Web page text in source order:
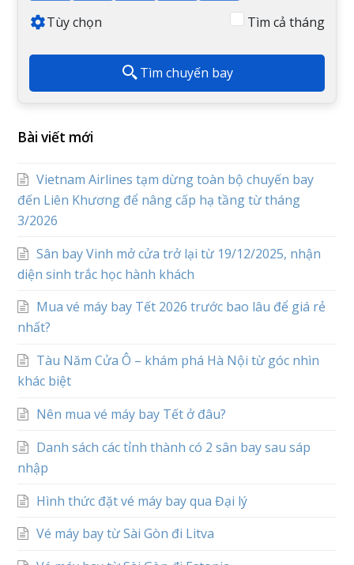
Tùy chọn Tìm cả tháng
Tìm chuyến bay
Bài viết mới
Vietnam Airlines tạm dừng toàn bộ chuyến bay
đến Liên Khương để nâng cấp hạ tầng từ tháng
3/2026
Sân bay Vinh mở cửa trở lại từ 19/12/2025, nhận
diện sinh trắc học hành khách
Mua vé máy bay Tết 2026 trước bao lâu để giá rẻ
nhất?
Tàu Năm Cửa Ô – khám phá Hà Nội từ góc nhìn
khác biệt
Nên mua vé máy bay Tết ở đâu?
Danh sách các tỉnh thành có 2 sân bay sau sáp
nhập
Hình thức đặt vé máy bay qua Đại lý
Vé máy bay từ Sài Gòn đi Litva